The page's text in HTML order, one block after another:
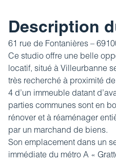
Nos coordonnées
Impôt sur la plus-value
Le tableau d’amortissement
bancaire
Découvrir votre profil
Guide des projets urbains
Description
61 rue de Fontanières –
Ce studio offre une belle
locatif, situé à Villeurbanne
très recherché à proximité
4 d’un immeuble datant
parties communes sont en
rénover et à réaménager
par un marchand de biens.
Son emplacement dans un
immédiate du métro A «